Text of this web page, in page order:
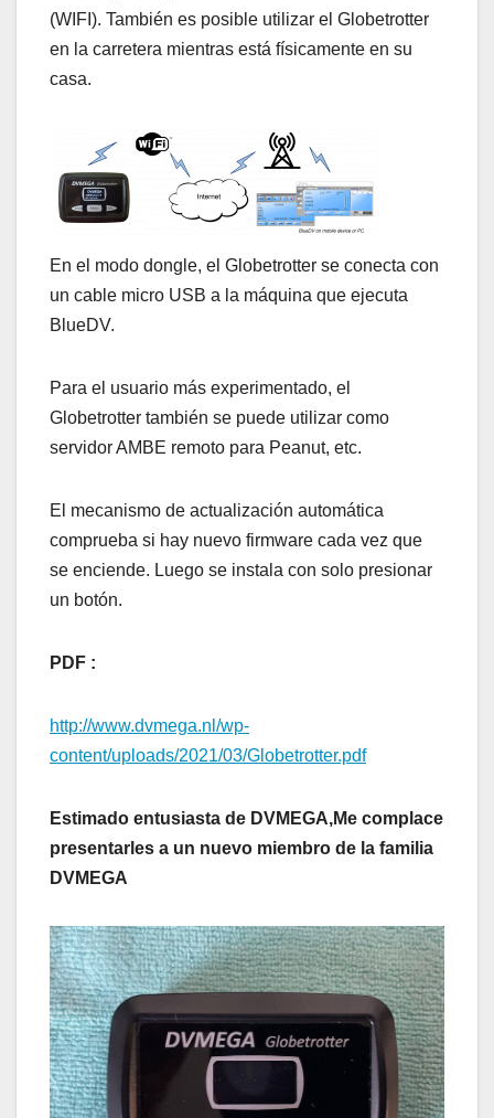
(WIFI). También es posible utilizar el Globetrotter
en la carretera mientras está físicamente en su
casa.
En el modo dongle, el Globetrotter se conecta con
un cable micro USB a la máquina que ejecuta
BlueDV.
Para el usuario más experimentado, el
Globetrotter también se puede utilizar como
servidor AMBE remoto para Peanut, etc.
El mecanismo de actualización automática
comprueba si hay nuevo firmware cada vez que
se enciende. Luego se instala con solo presionar
un botón.
PDF :
http://www.dvmega.nl/wp-
content/uploads/2021/03/Globetrotter.pdf
Estimado entusiasta de DVMEGA,Me complace
presentarles a un nuevo miembro de la familia
DVMEGA